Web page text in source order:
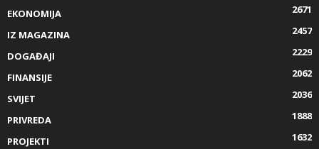
EKONOMIJA
2671
IZ MAGAZINA
2457
DOGAĐAJI
2229
FINANSIJE
2062
SVIJET
2036
PRIVREDA
1888
PROJEKTI
1632